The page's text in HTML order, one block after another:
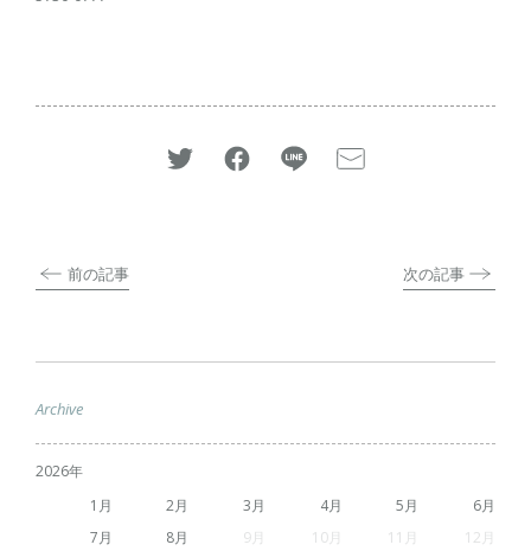
前の記事 次の記事
Archive
2026
1
2 3 4 5
6
7
8 9 10 11 12